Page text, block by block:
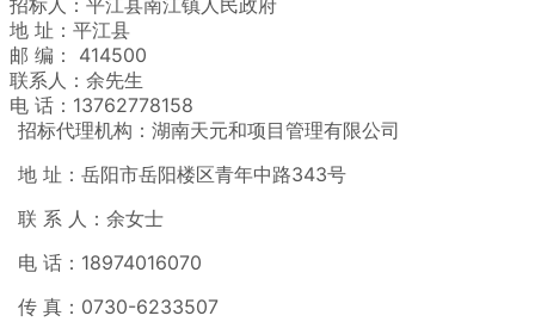
招标人：平江县南江镇人民政府
地 址：平江县
邮 编： 414500
联系人：余先生
电 话：13762778158
招标代理机构：湖南天元和项目管理有限公司
地 址：岳阳市岳阳楼区青年中路343号
联 系 人：余女士
电 话：18974016070
传 真：0730-6233507